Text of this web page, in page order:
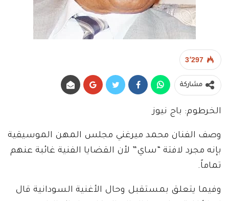
3٬297
مشاركة
الخرطوم: باج نيوز
وصف الفنان محمد ميرغني مجلس المهن الموسيقية
بإنه مجرد لافتة “ساي” لأن القضايا الفنية غائبة عنهم
تماماً.
وفيما يتعلق بمستقبل وحال الأغنية السودانية قال